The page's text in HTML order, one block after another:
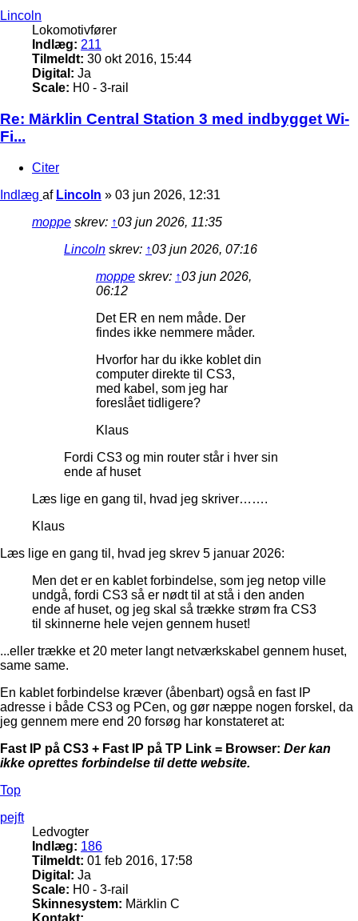
Lincoln
Lokomotivfører
Indlæg: 211
Tilmeldt: 30 okt 2016, 15:44
Digital: Ja
Scale: H0 - 3-rail
Re: Märklin Central Station 3 med indbygget Wi-
Fi...
Citer
Indlæg af Lincoln » 03 jun 2026, 12:31
moppe skrev: ↑03 jun 2026, 11:35
Lincoln skrev: ↑03 jun 2026, 07:16
moppe skrev: ↑03 jun 2026,
06:12
Det ER en nem måde. Der
findes ikke nemmere måder.
Hvorfor har du ikke koblet din
computer direkte til CS3,
med kabel, som jeg har
foreslået tidligere?
Klaus
Fordi CS3 og min router står i hver sin
ende af huset
Læs lige en gang til, hvad jeg skriver…….
Klaus
Læs lige en gang til, hvad jeg skrev 5 januar 2026:
Men det er en kablet forbindelse, som jeg netop ville
undgå, fordi CS3 så er nødt til at stå i den anden
ende af huset, og jeg skal så trække strøm fra CS3
til skinnerne hele vejen gennem huset!
...eller trække et 20 meter langt netværkskabel gennem huset,
same same.
En kablet forbindelse kræver (åbenbart) også en fast IP
adresse i både CS3 og PCen, og gør næppe nogen forskel, da
jeg gennem mere end 20 forsøg har konstateret at:
Fast IP på CS3 + Fast IP på TP Link = Browser: Der kan
ikke oprettes forbindelse til dette website.
Top
pejft
Ledvogter
Indlæg: 186
Tilmeldt: 01 feb 2016, 17:58
Digital: Ja
Scale: H0 - 3-rail
Skinnesystem: Märklin C
Kontakt: